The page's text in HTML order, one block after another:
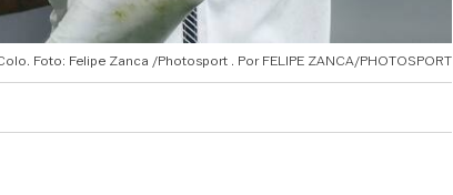
Foto: Felipe Zanca /Photosport FELIPE ZANCA/PHOTOSPORT